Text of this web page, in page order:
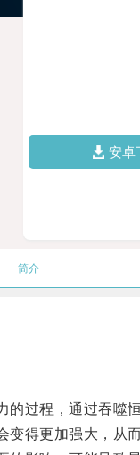
安卓
简介
过程，通过吞噬恒
得更加强大，从而